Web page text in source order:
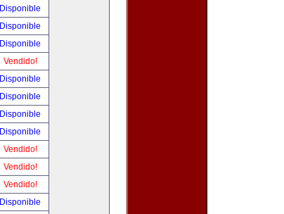
Disponible
Disponible
Disponible
Vendido!
Disponible
Disponible
Disponible
Disponible
Vendido!
Vendido!
Vendido!
Disponible